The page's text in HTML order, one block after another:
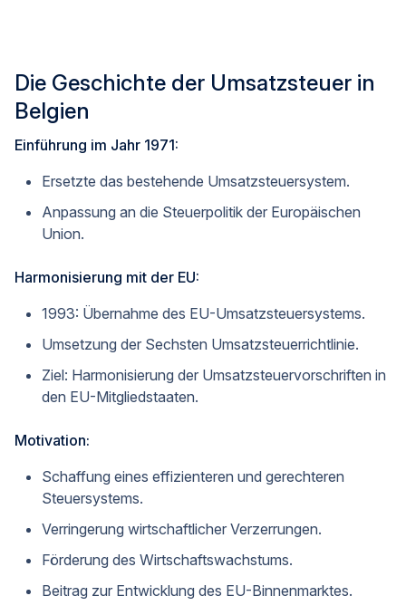
Die Geschichte der Umsatzsteuer in
Belgien
Einführung im Jahr 1971:
Ersetzte das bestehende Umsatzsteuersystem.
Anpassung an die Steuerpolitik der Europäischen
Union.
Harmonisierung mit der EU:
1993: Übernahme des EU-Umsatzsteuersystems.
Umsetzung der Sechsten Umsatzsteuerrichtlinie.
Ziel: Harmonisierung der Umsatzsteuervorschriften in
den EU-Mitgliedstaaten.
Motivation:
Schaffung eines effizienteren und gerechteren
Steuersystems.
Verringerung wirtschaftlicher Verzerrungen.
Förderung des Wirtschaftswachstums.
Beitrag zur Entwicklung des EU-Binnenmarktes.